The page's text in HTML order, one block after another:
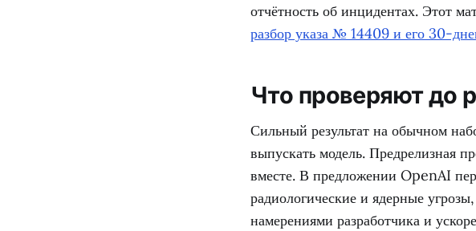
отчётность об инцидентах. Этот
разбор указа № 14409 и его 30-
Что проверяют до
Сильный результат на обычном
выпускать модель. Предрелизная
вместе. В предложении OpenAI
радиологические и ядерные
намерениями разработчика и